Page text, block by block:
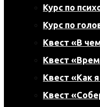
Курс по
Курс по
Квест «В
Квест
Квест «Как
Квест